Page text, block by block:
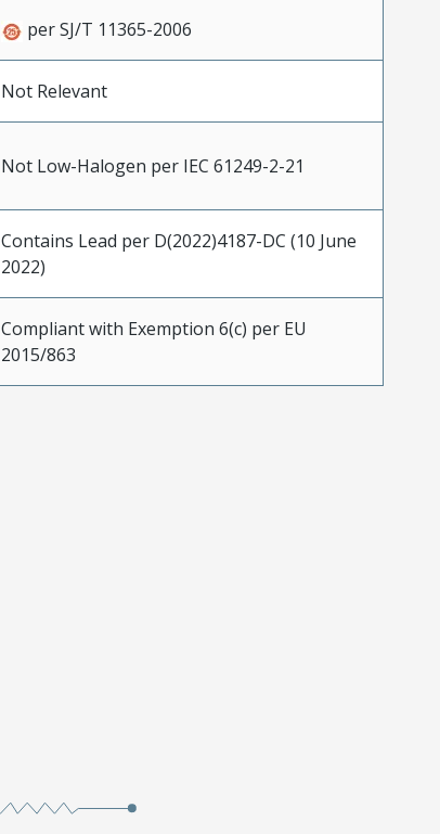
per SJ/T 11365-2006
Not Relevant
Not Low-Halogen per IEC 61249-2-21
Contains Lead per D(2022)4187-DC (10 June
2022)
Compliant with Exemption 6(c) per EU
2015/863